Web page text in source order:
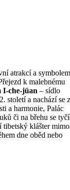
atrakcí a symbolem
k malebnému
I-che-jüan – sídlo
století a nachází se
a harmonie, Palác
či na břehu se
tibetský klášter mimo
dne oběd nebo